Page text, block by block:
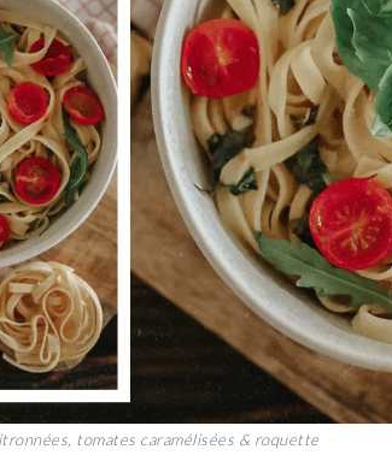
tomates caramélisées & roquette